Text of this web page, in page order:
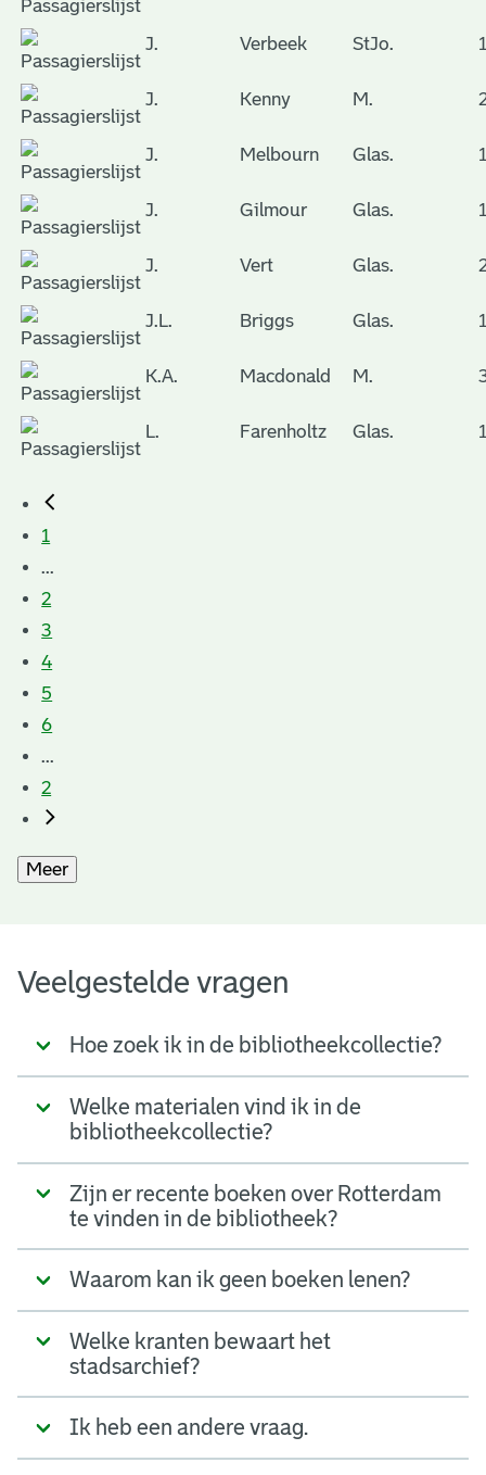
J. Verbeek StJo.
J. Kenny M.
J. Melbourn Glas.
J. Gilmour Glas.
J. Vert Glas.
J.L. Briggs Glas.
K.A. Macdonald M.
L. Farenholtz Glas.
1
...
2
3
4
5
6
...
2
Meer
Veelgestelde vragen
Hoe zoek ik in de bibliotheekcollectie?
Welke materialen vind ik in de
bibliotheekcollectie?
Zijn er recente boeken over Rotterdam
te vinden in de bibliotheek?
Waarom kan ik geen boeken lenen?
Welke kranten bewaart het
stadsarchief?
Ik heb een andere vraag.